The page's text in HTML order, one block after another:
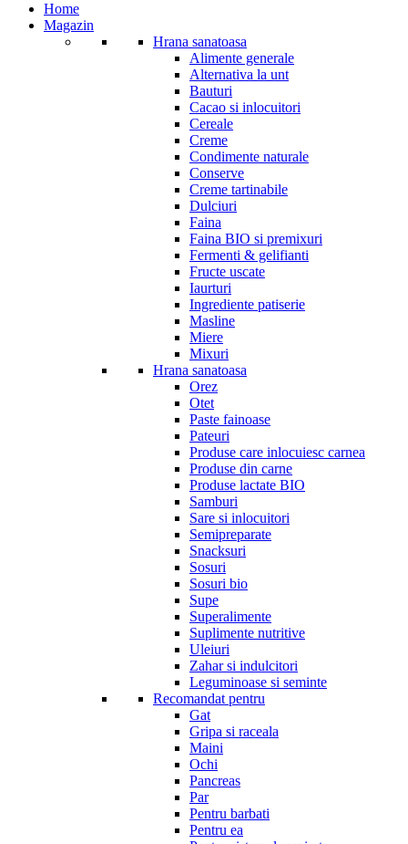
Home
Magazin
Hrana sanatoasa
Alimente generale
Alternativa la unt
Bauturi
Cacao si inlocuitori
Cereale
Creme
Condimente naturale
Conserve
Creme tartinabile
Dulciuri
Faina
Faina BIO si premixuri
Fermenti & gelifianti
Fructe uscate
Iaurturi
Ingrediente patiserie
Masline
Miere
Mixuri
Hrana sanatoasa
Orez
Otet
Paste fainoase
Pateuri
Produse care inlocuiesc carnea
Produse din carne
Produse lactate BIO
Samburi
Sare si inlocuitori
Semipreparate
Snacksuri
Sosuri
Sosuri bio
Supe
Superalimente
Suplimente nutritive
Uleiuri
Zahar si indulcitori
Leguminoase si seminte
Recomandat pentru
Gat
Gripa si raceala
Maini
Ochi
Pancreas
Par
Pentru barbati
Pentru ea